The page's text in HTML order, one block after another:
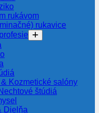
rukávom
rukavice
Kozmetické salóny
štúdiá
Dielňa